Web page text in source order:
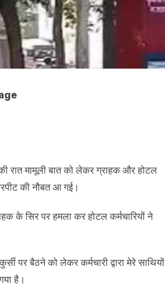
रात मामूली बात को लेकर ग्राहक और होटल
की नौबत आ गई।
के सिर पर हमला कर होटल कर्मचारियों ने
पर बैठने को लेकर कर्मचारी द्वारा मेरे साथियों
है।